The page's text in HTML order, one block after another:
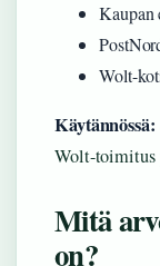
Kaupan
Wolt-
Käytännössä:
Wolt-toimitus
Mitä
on?